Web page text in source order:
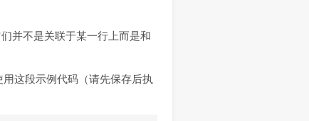
并不是关联于某一行上而是和
这段示例代码（请先保存后执